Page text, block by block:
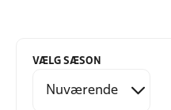
VÆLG SÆSON